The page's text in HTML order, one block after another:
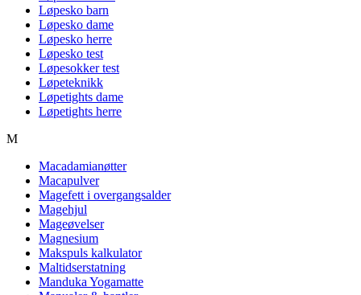
Løpesko barn
Løpesko dame
Løpesko herre
Løpesko test
Løpesokker test
Løpeteknikk
Løpetights dame
Løpetights herre
M
Macadamianøtter
Macapulver
Magefett i overgangsalder
Magehjul
Mageøvelser
Magnesium
Makspuls kalkulator
Maltidserstatning
Manduka Yogamatte